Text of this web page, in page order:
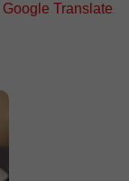
Google Translate .